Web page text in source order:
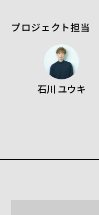
プロジェクト担当
石川 ユウキ